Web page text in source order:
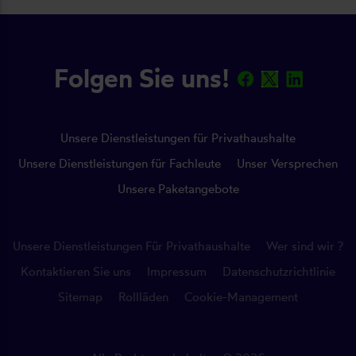
Folgen Sie uns!
Unsere Dienstleistungen für Privathaushalte
Unsere Dienstleistungen für Fachleute
Unser Versprechen
Unsere Paketangebote
Unsere Dienstleistungen Für Privathaushalte
Wer sind wir ?
Kontaktieren Sie uns
Impressum
Datenschutzrichtlinie
Sitemap
Rollläden Cookie-Management